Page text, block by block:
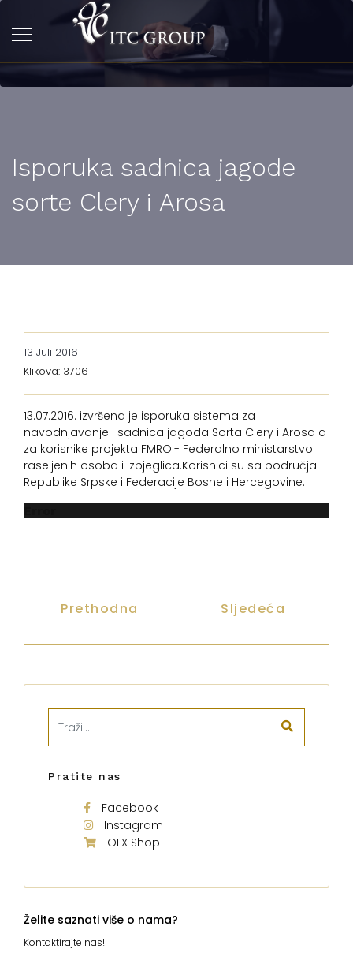
Isporuka sadnica jagode
sorte Clery i Arosa
13 Juli 2016
Klikova: 3706
13.07.2016. izvršena je isporuka sistema za
navodnjavanje i sadnica jagoda Sorta Clery i Arosa a
za korisnike projekta FMROI- Federalno ministarstvo
raseljenih osoba i izbjeglica.Korisnici su sa područja
Republike Srpske i Federacije Bosne i Hercegovine.
Prethodna Sljedeća
Pratite nas
Facebook
Instagram
OLX Shop
Želite saznati više o nama?
Kontaktirajte nas!